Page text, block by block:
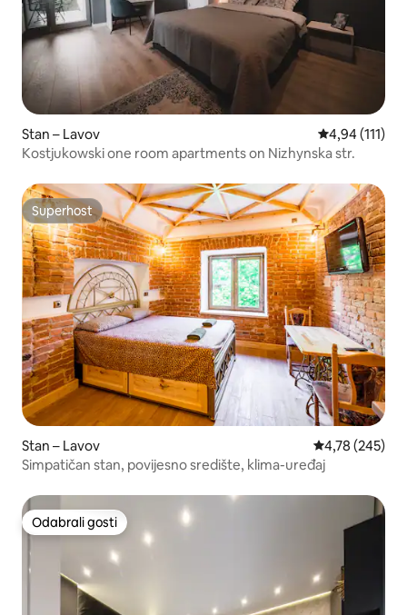
Stan – Lavov Prosječna
4,94 (111)
Kostjukowski one room apartments on Nizhynska str.
Superhost
Superhost
Stan – Lavov Prosječna
4,78 (245)
Simpatičan stan, povijesno središte, klima-uređaj
Odabrali gosti
Odabrali gosti